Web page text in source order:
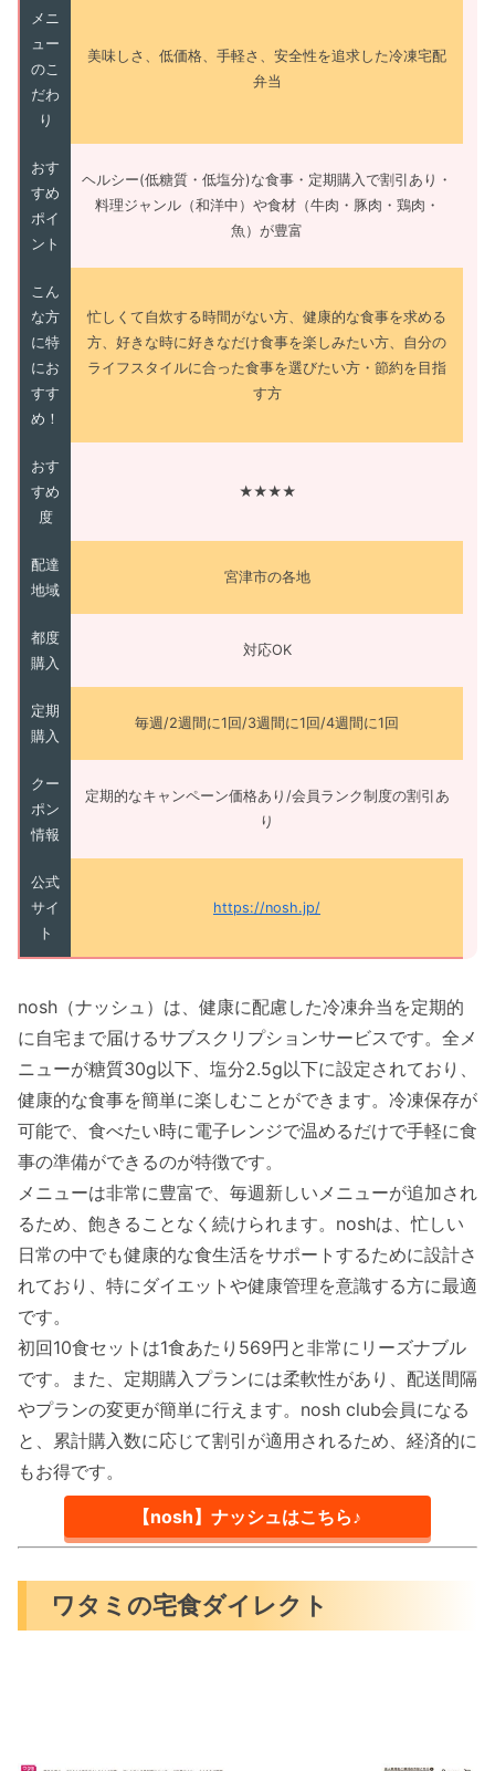
メニ
ュー
のこ
だわ
り
美味しさ、低価格、手軽さ、安全性を追求した冷凍宅配
弁当
おす
すめ
ポイ
ント
ヘルシー(低糖質・低塩分)な食事・定期購入で割引あり・
料理ジャンル（和洋中）や食材（牛肉・豚肉・鶏肉・
魚）が豊富
こん
な方
に特
にお
すす
め！
忙しくて自炊する時間がない方、健康的な食事を求める
方、好きな時に好きなだけ食事を楽しみたい方、自分の
ライフスタイルに合った食事を選びたい方・節約を目指
す方
おす
すめ
度
★★★★
配達
地域
宮津市の各地
都度
購入
対応OK
定期
購入
毎週/2週間に1回/3週間に1回/4週間に1回
クー
ポン
情報
定期的なキャンペーン価格あり/会員ランク制度の割引あ
り
公式
サイ
ト
https://nosh.jp/
nosh（ナッシュ）は、健康に配慮した冷凍弁当を定期的
に自宅まで届けるサブスクリプションサービスです。全メ
ニューが糖質30g以下、塩分2.5g以下に設定されており、
健康的な食事を簡単に楽しむことができます。冷凍保存が
可能で、食べたい時に電子レンジで温めるだけで手軽に食
事の準備ができるのが特徴です。
メニューは非常に豊富で、毎週新しいメニューが追加され
るため、飽きることなく続けられます。noshは、忙しい
日常の中でも健康的な食生活をサポートするために設計さ
れており、特にダイエットや健康管理を意識する方に最適
です。
初回10食セットは1食あたり569円と非常にリーズナブル
です。また、定期購入プランには柔軟性があり、配送間隔
やプランの変更が簡単に行えます。nosh club会員になる
と、累計購入数に応じて割引が適用されるため、経済的に
もお得です。
【nosh】ナッシュはこちら♪
ワタミの宅食ダイレクト